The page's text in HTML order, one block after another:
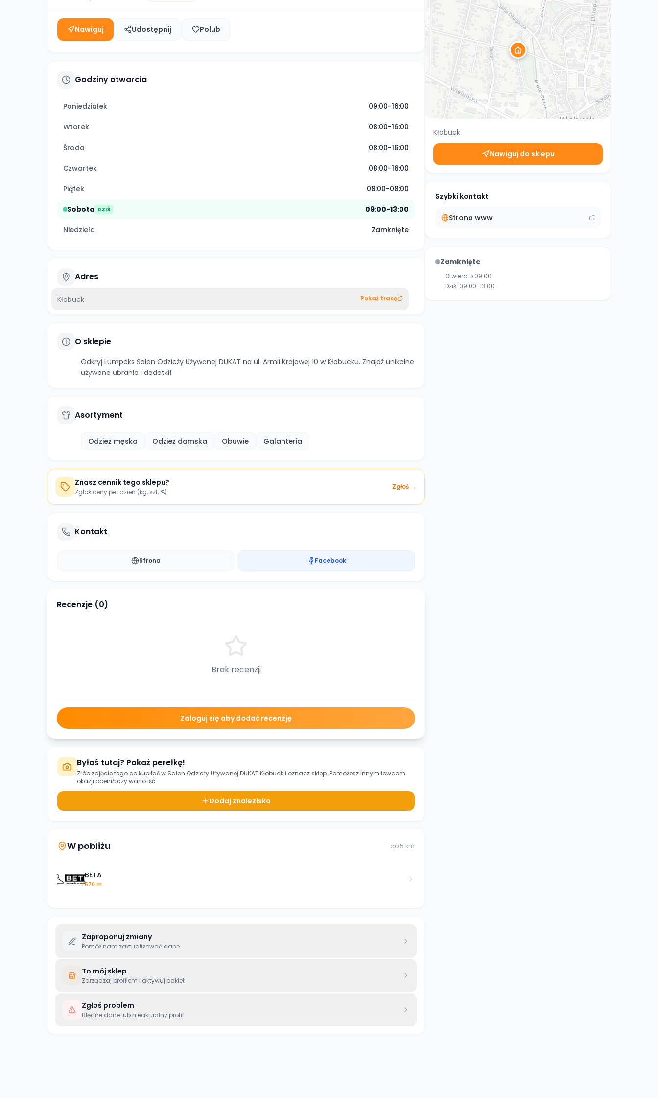
Nawiguj Udostępnij Polub
Godziny otwarcia
Poniedziałek 09:00-16:00
Wtorek 08:00-16:00
Środa 08:00-16:00
Czwartek 08:00-16:00
Piątek 08:00-08:00
Sobota DZIŚ 09:00-13:00
Niedziela Zamknięte
Adres
Kłobuck Pokaż trasę
O sklepie
Odkryj Lumpeks Salon Odzieży Używanej DUKAT na ul. Armii Krajowej 10 w Kłobucku. Znajdź unikalne
używane ubrania i dodatki!
Asortyment
Odzież męska Odzież damska Obuwie Galanteria
Znasz cennik tego sklepu?
Zgłoś ceny per dzień (kg, szt, %)
Zgłoś →
Kontakt
Strona Facebook
Recenzje (0)
Brak recenzji
Zaloguj się aby dodać recenzję
Byłaś tutaj? Pokaż perełkę!
Zrób zdjęcie tego co kupiłaś w Salon Odzieży Używanej DUKAT Kłobucki oznacz sklep. Pomożesz innym łowcom
okazji ocenić czy warto iść.
Dodaj znalezisko
W pobliżu do 5 km
BETA
570 m
Zaproponuj zmiany
Pomóż nam zaktualizować dane
To mój sklep
Zarządzaj profilem i aktywuj pakiet
Zgłoś problem
Błędne dane lub nieaktualny profil
Kłobuck
Nawiguj do sklepu
Szybki kontakt
Strona www
Zamknięte
Otwiera o 09:00
Dziś: 09:00-13:00